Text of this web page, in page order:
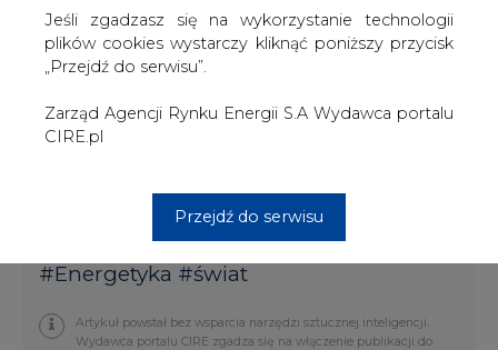
Jeśli zgadzasz się na wykorzystanie technologii
plików cookies wystarczy kliknąć poniższy przycisk
„Przejdź do serwisu”.
Zarząd Agencji Rynku Energii S.A Wydawca portalu
CIRE.pl
Przejdź do serwisu
bloku parogazowego z przewidywaną mocą 400 do 420
MW oraz 2 bloków na węgiel po 200 - 250 MW w
lokalizacji Šeekino, 200 km na południe od Moskwy.
W I kw. 2007 roku CEZ miał 12,98 mld CZK
skonsolidowanego zysku netto wobec 10,37 mld CZK
zysku rok wcześniej. Skonsolidowane przychody wyniosły
Według kursu średniego NBP z 7 sierpnia, korona czeska
(CZK) kosztowała 0,1348 zł.
#Energetyka #świat
Artykuł powstał bez wsparcia narzędzi sztucznej inteligencji.
Wydawca portalu CIRE zgadza się na włączenie publikacji do